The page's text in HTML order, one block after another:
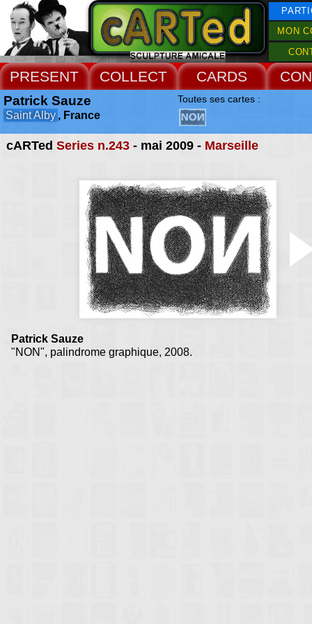
MON
PRESENT COLLECT CARDS
cARTed Series n.243- mai 2009 - Marseille
Patrick Sauze
"NON", palindrome graphique, 2008.
Patrick Sauze
Saint Alby , France
Toutes ses cartes :